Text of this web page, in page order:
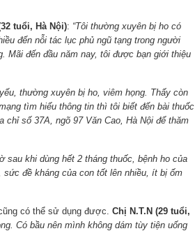
tuổi, Hà Nội): “Tôi thường xuyên bị ho có
đến nỗi tác lục phủ ngũ tạng trong người
Mãi đến đầu năm nay, tôi được bạn giới thiệu
thường xuyên bị ho, viêm họng. Thấy còn
tìm hiểu thông tin thì tôi biết đến bài thuốc
số 37A, ngõ 97 Văn Cao, Hà Nội để thăm
khi dùng hết 2 tháng thuốc, bệnh ho của
đề kháng của con tốt lên nhiều, ít bị ốm
có thể sử dụng được. Chị N.T.N (29 tuổi,
Có bầu nên mình không dám tùy tiện uống